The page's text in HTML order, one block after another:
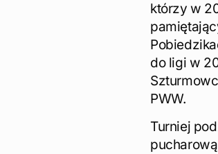
którzy w
do ligi w
PWW.
Turniej